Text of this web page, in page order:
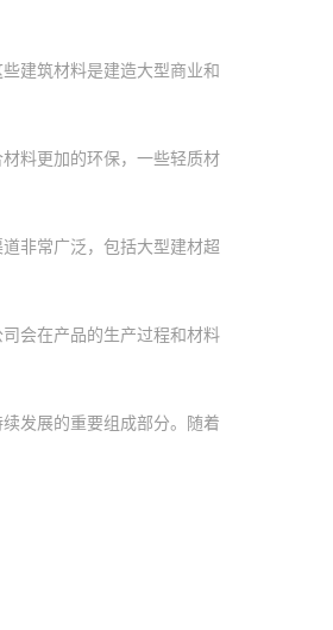
建筑材料是建造大型商业和
料更加的环保，一些轻质材
非常广泛，包括大型建材超
会在产品的生产过程和材料
发展的重要组成部分。随着